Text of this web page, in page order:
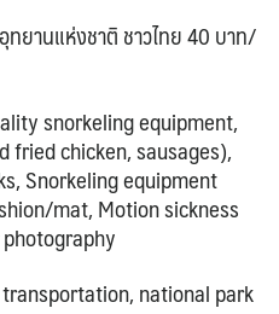
ทยานแห่งชาติ ชาวไทย 40 บาท/
snorkeling equipment,
fried chicken, sausages),
Snorkeling equipment
mat, Motion sickness
national park